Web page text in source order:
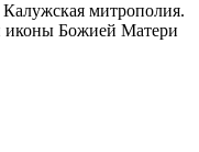
митрополия.
иконы Божией Матери